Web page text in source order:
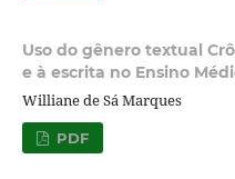
Uso do gênero textual
e à escrita no Ensino
Williane de Sá Marques
PDF